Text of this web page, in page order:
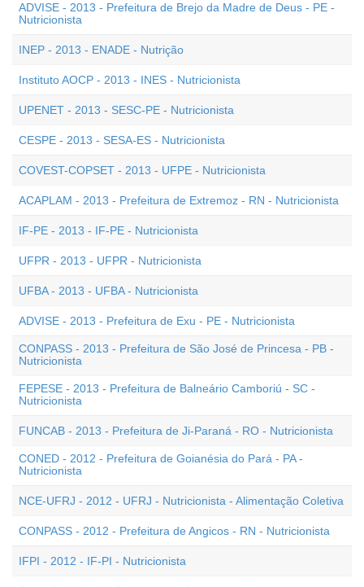
ADVISE - 2013 - Prefeitura de Brejo da Madre de Deus - PE -
Nutricionista
INEP - 2013 - ENADE - Nutrição
Instituto AOCP - 2013 - INES - Nutricionista
UPENET - 2013 - SESC-PE - Nutricionista
CESPE - 2013 - SESA-ES - Nutricionista
COVEST-COPSET - 2013 - UFPE - Nutricionista
ACAPLAM - 2013 - Prefeitura de Extremoz - RN - Nutricionista
IF-PE - 2013 - IF-PE - Nutricionista
UFPR - 2013 - UFPR - Nutricionista
UFBA - 2013 - UFBA - Nutricionista
ADVISE - 2013 - Prefeitura de Exu - PE - Nutricionista
CONPASS - 2013 - Prefeitura de São José de Princesa - PB -
Nutricionista
FEPESE - 2013 - Prefeitura de Balneário Camboriú - SC -
Nutricionista
FUNCAB - 2013 - Prefeitura de Ji-Paraná - RO - Nutricionista
CONED - 2012 - Prefeitura de Goianésia do Pará - PA -
Nutricionista
NCE-UFRJ - 2012 - UFRJ - Nutricionista - Alimentação Coletiva
CONPASS - 2012 - Prefeitura de Angicos - RN - Nutricionista
IFPI - 2012 - IF-PI - Nutricionista